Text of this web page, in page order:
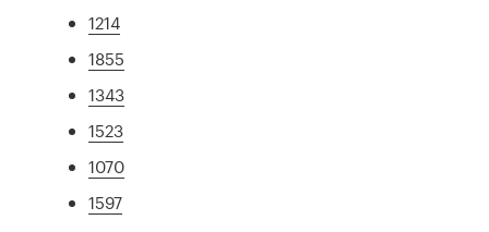
1214
1855
1343
1523
1070
1597